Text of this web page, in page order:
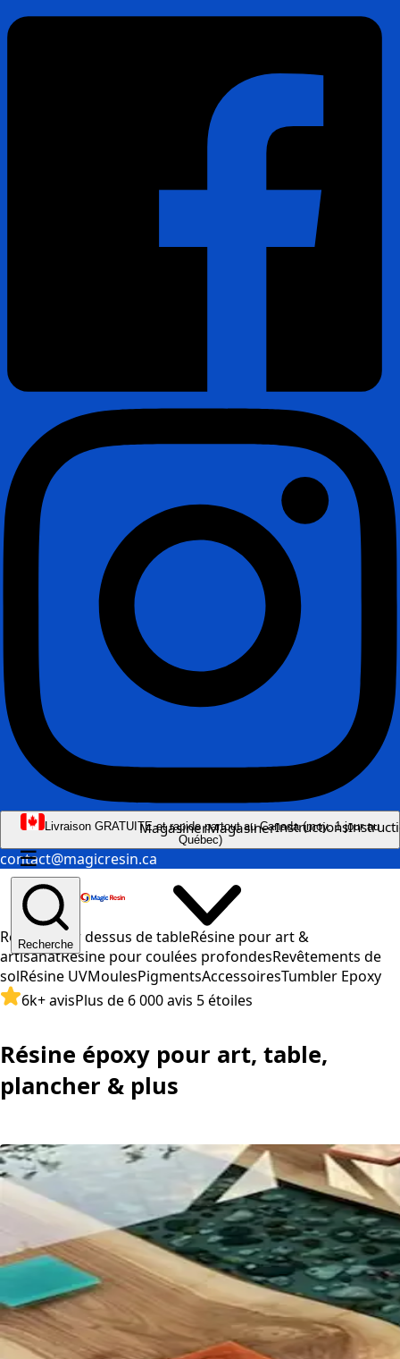
Livraison GRATUITE et rapide partout au Canada (moy. 1 jour au
Québec)
contact@magicresin.ca
☰
Recherche
MagasinerMagasinerInstructions
Résine pour dessus de tableRésine pour art &
artisanatRésine pour coulées profondesRevêtements de
solRésine UVMoulesPigmentsAccessoiresTumbler Epoxy
6k+ avisPlus de 6 000 avis 5 étoiles
Résine époxy pour art, table,
plancher & plus